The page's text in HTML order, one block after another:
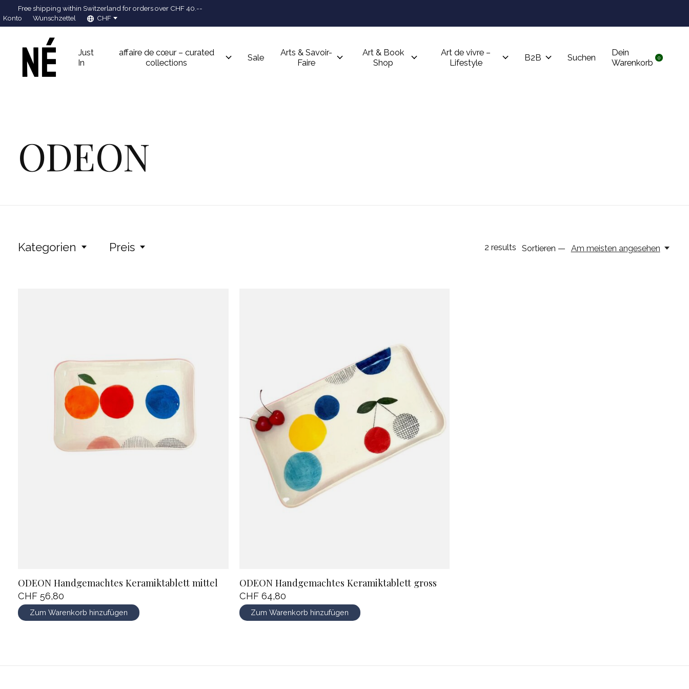
Free shipping within Switzerland for orders over CHF 40.--
Konto Wunschzettel CHF
Just
In
affaire de cœur – curated
collections
Sale
Arts & Savoir-
Faire
Art & Book
Shop
Art de vivre –
Lifestyle
B2B Suchen
Dein
Warenkorb
0items
ODEON
Kategorien Preis 2 results Sortieren — Am meisten angesehen
ODEON Handgemachtes Keramiktablett mittel
CHF 56,80
Zum Warenkorb hinzufügen
ODEON Handgemachtes Keramiktablett gross
CHF 64,80
Zum Warenkorb hinzufügen